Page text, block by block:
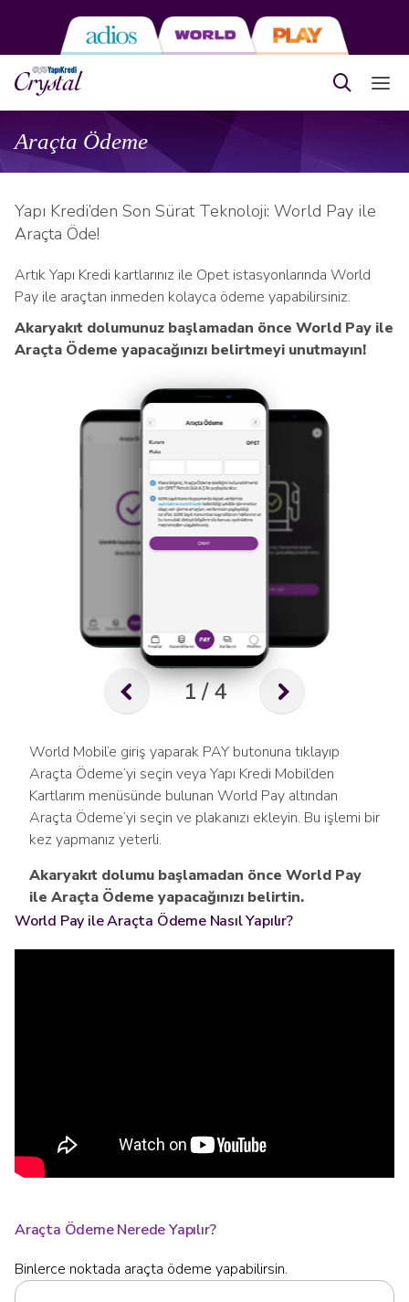
Araçta Ödeme
Yapı Kredi’den Son Sürat Teknoloji: World Pay ile
Araçta Öde!
Artık Yapı Kredi kartlarınız ile Opet istasyonlarında World
Pay ile araçtan inmeden kolayca ödeme yapabilirsiniz.
Akaryakıt dolumunuz başlamadan önce World Pay ile
Araçta Ödeme yapacağınızı belirtmeyi unutmayın!
1 / 4
World Mobil’e giriş yaparak PAY butonuna tıklayıp
Araçta Ödeme’yi seçin veya Yapı Kredi Mobil’den
Kartlarım menüsünde bulunan World Pay altından
Araçta Ödeme’yi seçin ve plakanızı ekleyin. Bu işlemi bir
kez yapmanız yeterli.
Akaryakıt dolumu başlamadan önce World Pay
ile Araçta Ödeme yapacağınızı belirtin.
World Pay ile Araçta Ödeme Nasıl Yapılır?
Araçta Ödeme Nerede Yapılır?
Binlerce noktada araçta ödeme yapabilirsin.